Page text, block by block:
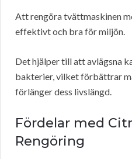
Att rengöra tvättmaskinen
effektivt och bra för miljön.
Det hjälper till att avlägsna
bakterier, vilket förbättrar
förlänger dess livslängd.
Fördelar med
Rengöring